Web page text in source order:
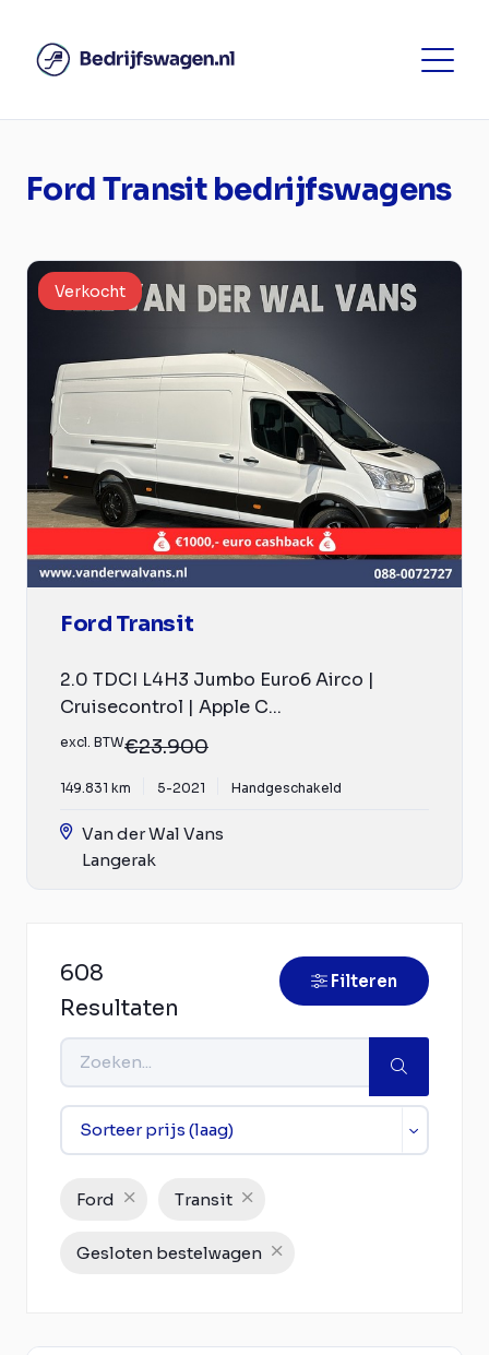
Ford Transit bedrijfswagens
Verkocht
Ford Transit
2.0 TDCI L4H3 Jumbo Euro6 Airco |
Cruisecontrol | Apple C...
excl. BTW€23.900
149.831 km 5-2021 Handgeschakeld
Van der Wal Vans
Langerak
608
Resultaten
Filteren
Ford Transit
Gesloten bestelwagen